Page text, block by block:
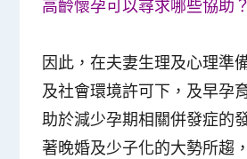
高齡懷孕可以尋求哪些協助？
因此，在夫妻生理及心理準
及社會環境許可下，及早孕
助於減少孕期相關併發症的
著晚婚及少子化的大勢所趨